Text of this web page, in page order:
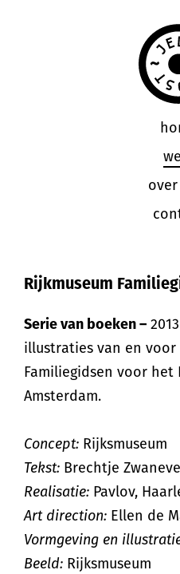
Rijkmuseum
Serie van boeken –
illustraties van en voor
Familiegidsen voor het
Amsterdam.
Concept: Rijksmuseum
Tekst: Brechtje
Realisatie: Pavlov,
Art direction: Ellen de
Vormgeving en
Beeld: Rijksmuseum